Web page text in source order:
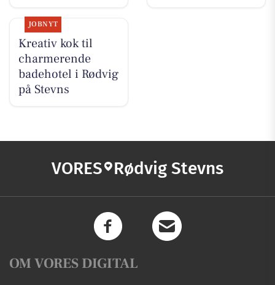
JOBNYT
Kreativ kok til
charmerende
badehotel i Rødvig
på Stevns
VORES Rødvig Stevns
OM VORES DIGITAL